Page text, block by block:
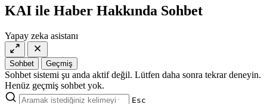
2023
lordcasino
iyi
casino
vdcasino
vdcasino
giriş
vdcasino
resmi
KAI ile Haber Hakkında Sohbet
Yapay zeka asistanı
Sohbet Geçmiş
Sohbet sistemi şu anda aktif değil. Lütfen daha sonra tekrar deneyin.
Henüz geçmiş sohbet yok.
Esc